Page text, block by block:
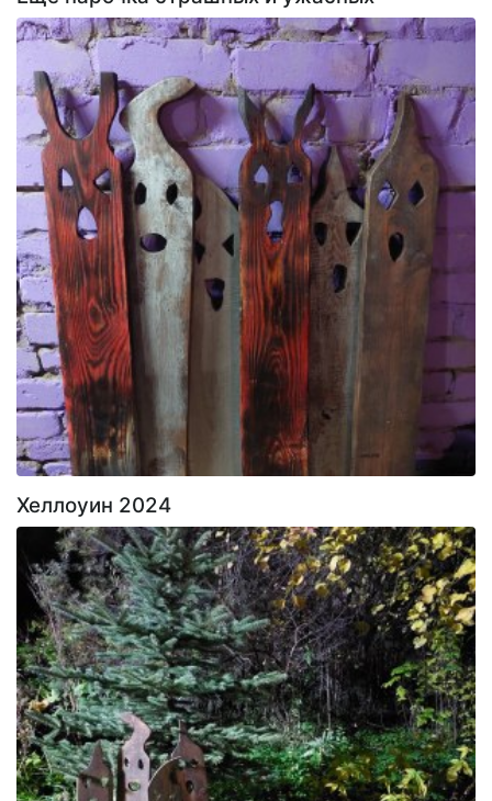
Хеллоуин 2024